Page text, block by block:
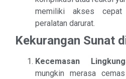
memiliki akses
peralatan darurat.
Kekurangan Sunat
Kecemasan
mungkin merasa